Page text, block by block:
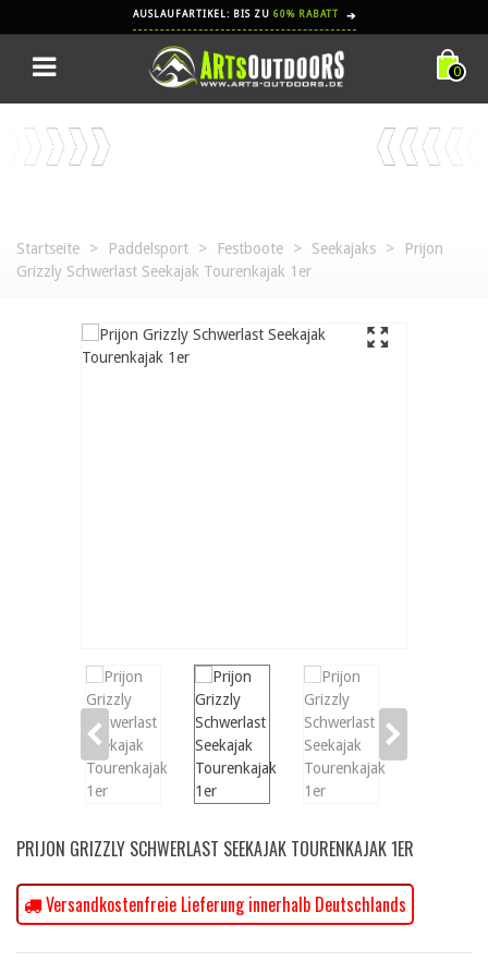
AUSLAUFARTIKEL: BIS ZU 60% RABATT ➔
0
Startseite > Paddelsport > Festboote > Seekajaks >
Prijon
Grizzly Schwerlast Seekajak Tourenkajak 1er
PRIJON GRIZZLY SCHWERLAST SEEKAJAK TOURENKAJAK 1ER
Versandkostenfreie Lieferung innerhalb Deutschlands